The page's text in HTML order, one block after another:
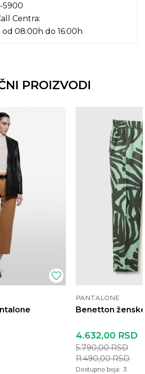
5900
Centra:
08:00h do 16:00h
PROIZVODI
PANTALONE
Benetton
4.632,00 RSD
5.790,00RSD
11.490,00RSD
Dostupno boja: 3